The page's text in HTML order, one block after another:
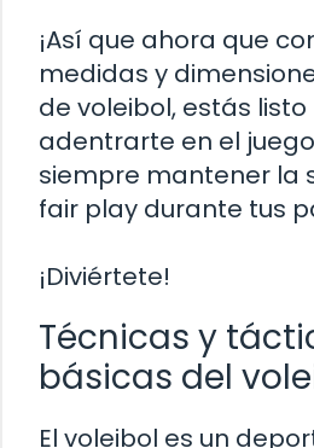
¡Así que ahora que
medidas y
de voleibol, estás
adentrarte en el
siempre mantener la
fair play durante tus
¡Diviértete!
Técnicas y
básicas del
El voleibol es un